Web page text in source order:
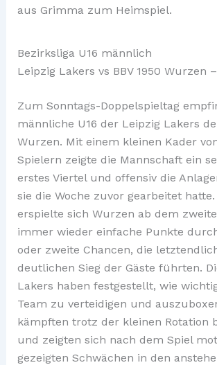
aus Grimma zum Heimspiel.
Bezirksliga U16 männlich
Leipzig Lakers vs BBV 1950 Wurzen
Zum Sonntags-Doppelspieltag
männliche U16 der Leipzig Lakers
Wurzen. Mit einem kleinen Kader
Spielern zeigte die Mannschaft ein
erstes Viertel und offensiv die
sie die Woche zuvor gearbeitet
erspielte sich Wurzen ab dem
immer wieder einfache Punkte
oder zweite Chancen, die
deutlichen Sieg der Gäste führten.
Lakers haben festgestellt, wie
Team zu verteidigen und
kämpften trotz der kleinen Rotation
und zeigten sich nach dem Spiel
gezeigten Schwächen in den